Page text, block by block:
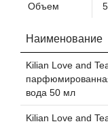
Объем
Наименование
Kilian Love and
вода 50 мл
Kilian Love and
Ajmal
Al Haramain
Al Jazeera
Alaia Paris